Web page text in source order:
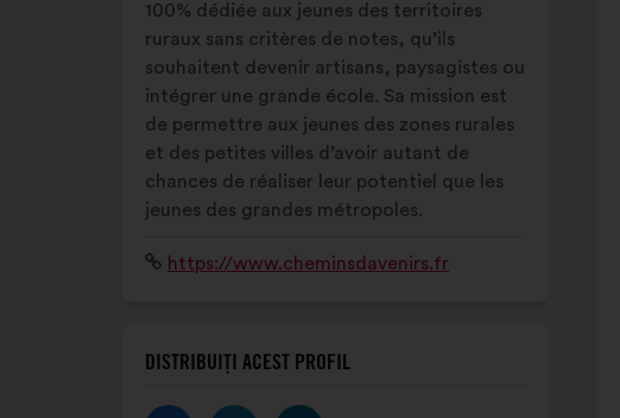
100% dédiée aux jeunes des territoires
ruraux sans critères de notes, qu’ils
souhaitent devenir artisans, paysagistes ou
intégrer une grande école. Sa mission est
de permettre aux jeunes des zones rurales
et des petites villes d’avoir autant de
chances de réaliser leur potentiel que les
jeunes des grandes métropoles.
Sitehttps://www.cheminsdavenirs.fr
DISTRIBUIȚI ACEST PROFIL